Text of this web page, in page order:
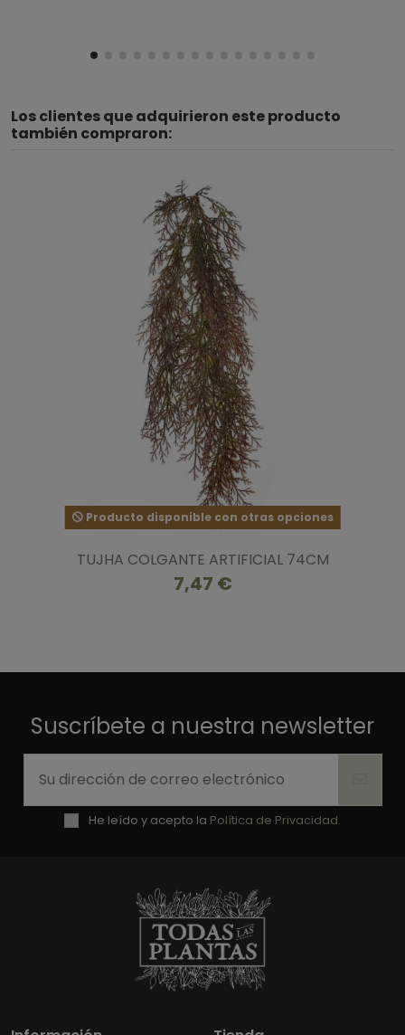
Los clientes que adquirieron este producto
también compraron:
Producto disponible con otras opciones
TUJHA COLGANTE ARTIFICIAL 74CM
7,47 €
Suscríbete a nuestra newsletter
He leído y acepto la Política de Privacidad.